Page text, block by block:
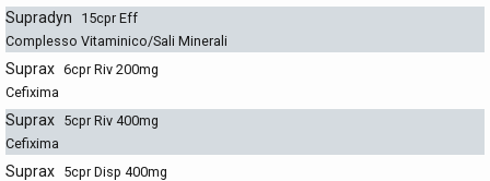
Supradyn
15cpr Eff
Complesso Vitaminico/Sali Minerali
Suprax 6cpr Riv 200mg
Cefixima
Suprax 5cpr Riv 400mg
Cefixima
Suprax 5cpr Disp 400mg